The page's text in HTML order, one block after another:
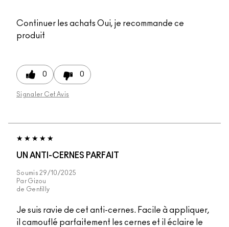
Continuer les achats Oui, je recommande ce
produit
0 0
Signaler Cet Avis
UN ANTI-CERNES PARFAIT
Soumis 29/10/2025
Par Gizou
de Gentilly
Je suis ravie de cet anti-cernes. Facile à appliquer,
il camouflé parfaitement les cernes et il éclaire le